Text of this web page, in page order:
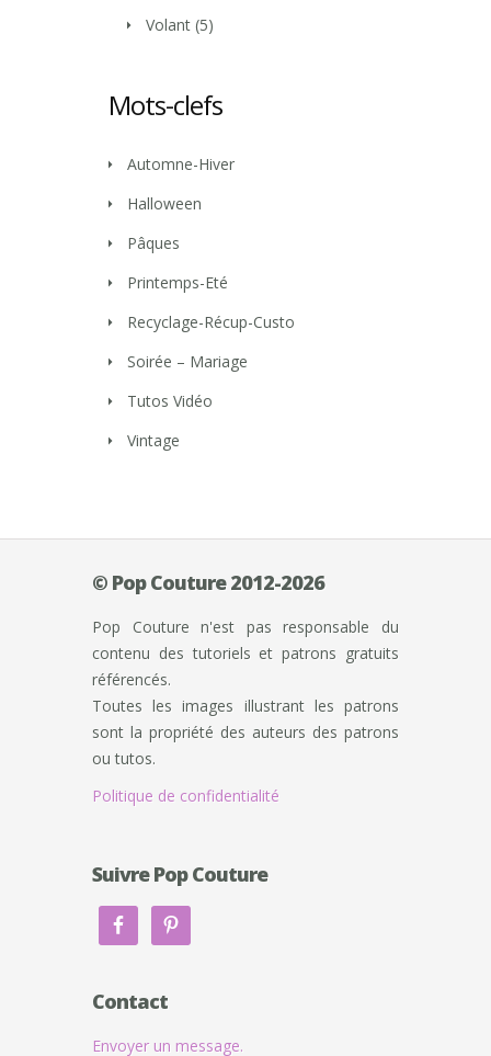
Volant (5)
Mots-clefs
Automne-Hiver
Halloween
Pâques
Printemps-Eté
Recyclage-Récup-Custo
Soirée – Mariage
Tutos Vidéo
Vintage
© Pop Couture 2012-2026
Pop Couture n'est pas responsable du
contenu des tutoriels et patrons gratuits
référencés.
Toutes les images illustrant les patrons
sont la propriété des auteurs des patrons
ou tutos.
Politique de confidentialité
Suivre Pop Couture
Contact
Envoyer un message.